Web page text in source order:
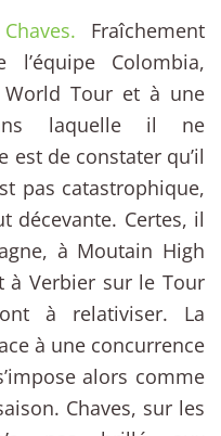
Fraîchement
Colombia,
World Tour et à une
laquelle il ne
est de constater qu’il
pas catastrophique,
décevante. Certes, il
à Moutain High
à Verbier sur le Tour
à relativiser. La
à une concurrence
alors comme
Chaves, sur les